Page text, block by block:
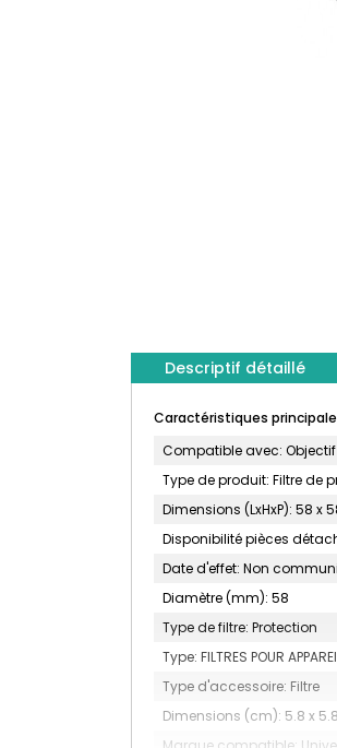
Descriptif détaillé
Caractéristiques
Compatible avec:
Type de produit: Filtre de
Dimensions (LxHxP): 58 x
Disponibilité pièces
Date d'effet: Non
Diamètre (mm): 58
Type de filtre: Protection
Type: FILTRES POUR
Type d'accessoire: Filtre
Dimensions (cm): 5.8 x 5.8